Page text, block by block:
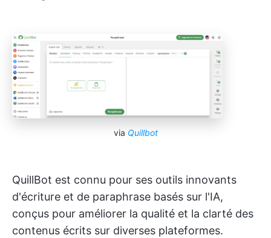
via Quillbot
QuillBot est connu pour ses outils innovants
d'écriture et de paraphrase basés sur l'IA,
conçus pour améliorer la qualité et la clarté des
contenus écrits sur diverses plateformes.